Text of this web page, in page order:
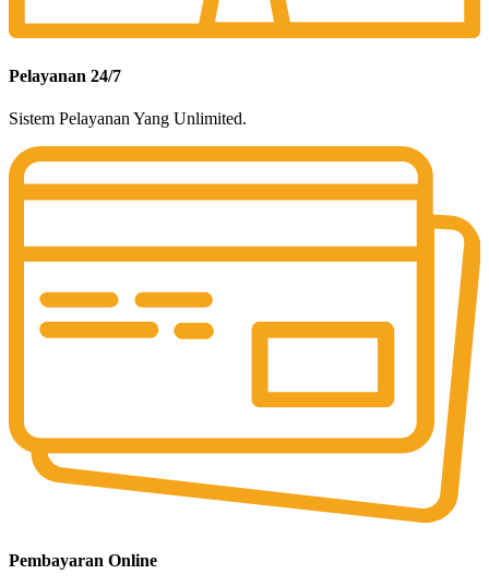
Pelayanan 24/7
Sistem Pelayanan Yang Unlimited.
Pembayaran Online